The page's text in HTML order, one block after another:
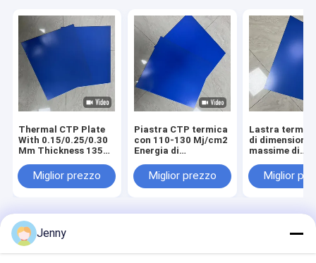
Thermal CTP Plate
With 0.15/0.25/0.30
Mm Thickness 1350
Width And 18 Month
Shelf Life (Plate CTP
0.15/0.25/0.30 mm,
larghezza massima
della bobina e durata
di conservazione di
18 mesi)
Miglior prezzo
Piastra CTP termica
con 110-130 Mj/cm2
Energia di
mm Larghezza
massima della
stampa offset
Miglior prezzo
Lastra
di dimensioni
massime di
1680*1480
tempo di
Miglior
Jenny